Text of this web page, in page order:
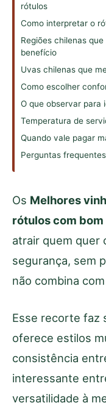
rótulos
Como interpretar o
Regiões chilenas
benefício
Uvas chilenas que
Como escolher
O que observar
Temperatura de
Quando vale pagar
Perguntas frequentes
Os Melhores
rótulos com
atrair quem quer
segurança, sem
não combina
Esse recorte faz
oferece estilos
consistência
interessante
versatilidade à